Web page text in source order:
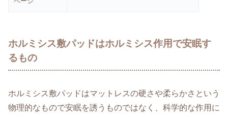
ホルミシス敷パッドはホルミシス作用で安眠す
るもの
ホルミシス敷パッドはマットレスの硬さや柔らかさという
物理的なもので安眠を誘うものではなく、科学的な作用に